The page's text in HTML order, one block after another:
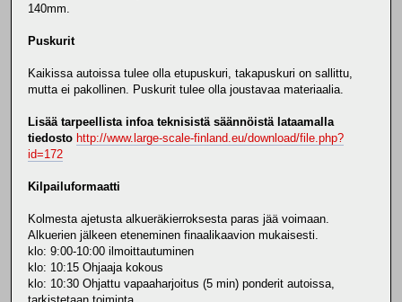
140mm.
Puskurit
Kaikissa autoissa tulee olla etupuskuri, takapuskuri on sallittu,
mutta ei pakollinen. Puskurit tulee olla joustavaa materiaalia.
Lisää tarpeellista infoa teknisistä säännöistä lataamalla
tiedosto http://www.large-scale-finland.eu/download/file.php?
id=172
Kilpailuformaatti
Kolmesta ajetusta alkueräkierroksesta paras jää voimaan.
Alkuerien jälkeen eteneminen finaalikaavion mukaisesti.
klo: 9:00-10:00 ilmoittautuminen
klo: 10:15 Ohjaaja kokous
klo: 10:30 Ohjattu vapaaharjoitus (5 min) ponderit autoissa,